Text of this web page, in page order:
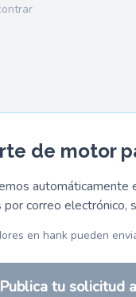
de motor
correo electrónico,
en hank pueden
Publica tu solicitud